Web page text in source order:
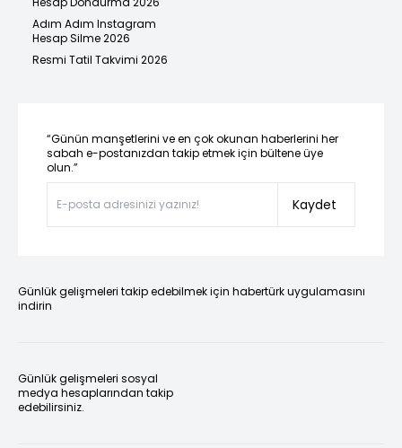
Adım Adım Instagram
Hesap Silme 2026
Resmi Tatil Takvimi 2026
“Günün manşetlerini ve en çok okunan haberlerini her
sabah e-postanızdan takip etmek için bültene üye
olun.”
Kaydet
Günlük gelişmeleri takip edebilmek için habertürk uygulamasını
indirin
Günlük gelişmeleri sosyal
medya hesaplarından takip
edebilirsiniz.